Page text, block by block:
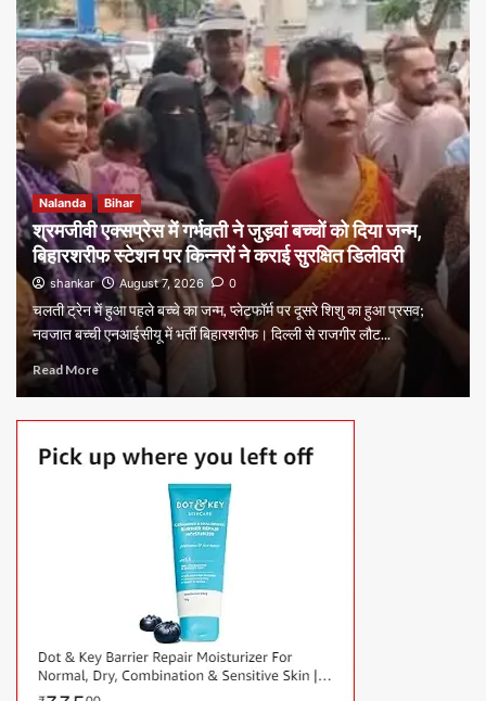
Nalanda Bihar
श्रमजीवी एक्सप्रेस में गर्भवती ने जुड़वां बच्चों को दिया जन्म,
बिहारशरीफ स्टेशन पर किन्नरों ने कराई सुरक्षित डिलीवरी
shankar August 7, 2026 0
चलती ट्रेन में हुआ पहले बच्चे का जन्म, प्लेटफॉर्म पर दूसरे शिशु का हुआ प्रसव;
नवजात बच्ची एनआईसीयू में भर्ती बिहारशरीफ। दिल्ली से राजगीर लौट...
Read More